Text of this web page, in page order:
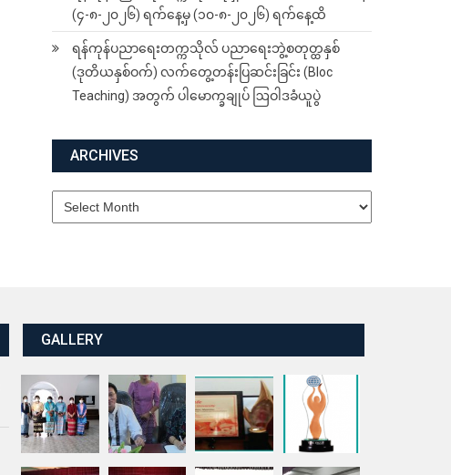
(၄-၈-၂၀၂၆) ရက်နေ့မှ (၁၀-၈-၂၀၂၆) ရက်နေ့ထိ
ရန်ကုန်ပညာရေးတက္ကသိုလ် ပညာရေးဘွဲ့စတုတ္ထနှစ်
(ဒုတိယနှစ်ဝက်) လက်တွေ့တန်းပြဆင်းခြင်း (Bloc
Teaching) အတွက် ပါမောက္ခချုပ် ဩဝါဒခံယူပွဲ
ARCHIVES
Archives
GALLERY